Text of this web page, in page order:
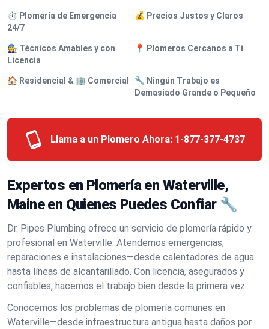
⏱️ Plomería de Emergencia
24/7
💰 Precios Justos y Claros
🧑‍🔧 Técnicos Amables y con
Licencia
📍 Plomeros Cercanos a Ti
🏠 Residencial & 🏢 Comercial
🔧 Ningún Trabajo es
Demasiado Grande o Pequeño
Llama a un Plomero Ahora: 1-877-377-4737
Expertos en Plomería en Waterville,
Maine en Quienes Puedes Confiar 🔧
Dr. Pipes Plumbing ofrece un servicio de plomería rápido y
profesional en Waterville. Atendemos emergencias,
reparaciones e instalaciones—desde calentadores de agua
hasta líneas de alcantarillado. Con licencia, asegurados y
confiables, hacemos el trabajo bien desde la primera vez.
Conocemos los problemas de plomería comunes en
Waterville—desde infraestructura antigua hasta daños por